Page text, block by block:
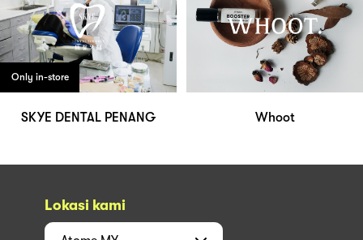
Only in-store
SKYE DENTAL PENANG Whoot
Lokasi kami